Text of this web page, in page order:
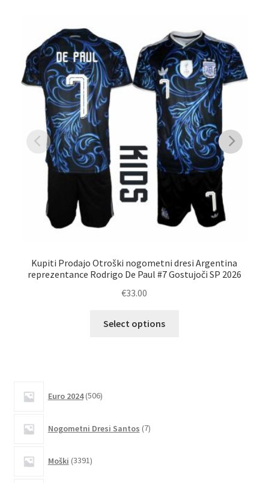
Kupiti Prodajo Otroški nogometni dresi Argentina
reprezentance Rodrigo De Paul #7 Gostujoči SP 2026
€33.00
Select options
Euro 2024 506izdelkov
Nogometni Dresi Santos 7izdelkov
Moški 3391izdelkov